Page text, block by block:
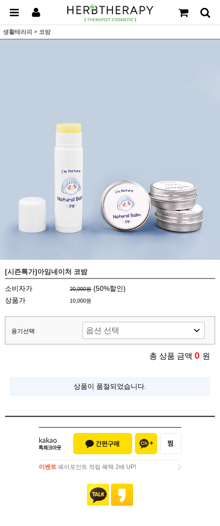
생활테라피 > 코밤
[시즌특가]아임네이처 코밤
소비자가 20,000원 (50%할인)
상품가
10,000원
용기선택
총 상품 금액 0 원
상품이 품절되었습니다.
이벤트 페이포인트 적립 혜택 2배 UP!